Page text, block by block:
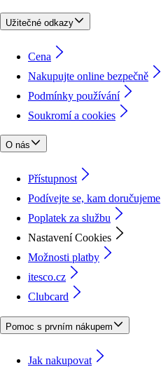
Užitečné odkazy
Cena
Nakupujte online bezpečně
Podmínky používání
Soukromí a cookies
O nás
Přístupnost
Podívejte se, kam doručujeme
Poplatek za službu
Nastavení Cookies
Možnosti platby
itesco.cz
Clubcard
Pomoc s prvním nákupem
Jak nakupovat